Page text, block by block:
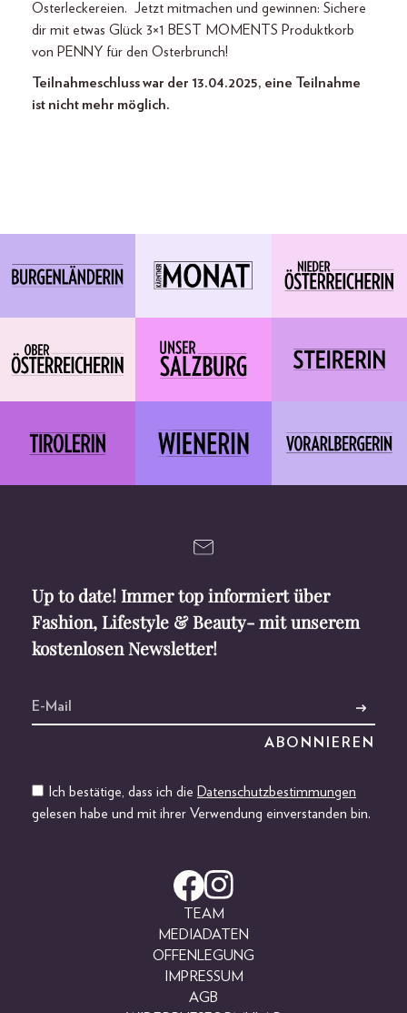
Osterleckereien. Jetzt mitmachen und gewinnen: Sichere
dir mit etwas Glück 3×1 BEST MOMENTS Produktkorb
von PENNY für den Osterbrunch!
Teilnahmeschluss war der 13.04.2025, eine Teilnahme
ist nicht mehr möglich.
Up to date! Immer top informiert über
Fashion, Lifestyle & Beauty- mit unserem
kostenlosen Newsletter!
Ich bestätige, dass ich die Datenschutzbestimmungen
gelesen habe und mit ihrer Verwendung einverstanden bin.
TEAM
MEDIADATEN
OFFENLEGUNG
IMPRESSUM
AGB